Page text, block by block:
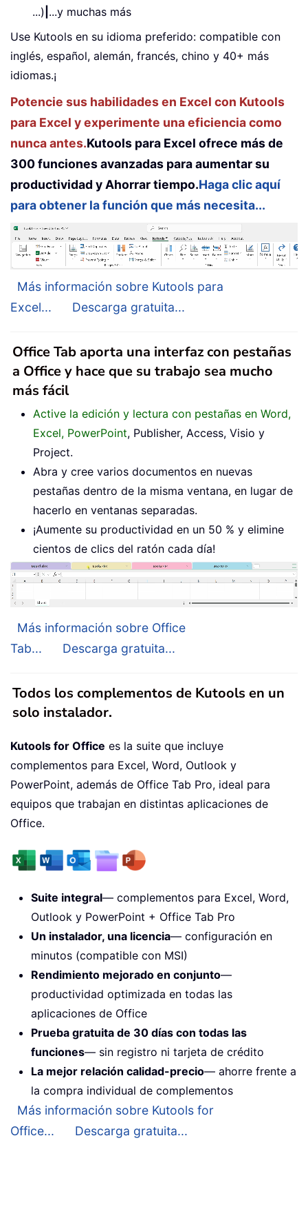
...) ...y muchas más
Use Kutools en su idioma preferido: compatible con
inglés, español, alemán, francés, chino y 40+ más
idiomas.¡
Potencie sus habilidades en Excel con Kutools
para Excel y experimente una eficiencia como
nunca antes.Kutools para Excel ofrece más de
300 funciones avanzadas para aumentar su
productividad y Ahorrar tiempo.Haga clic aquí
para obtener la función que más necesita...
Más información sobre Kutools para
Excel...
Descarga gratuita...
Office Tab aporta una interfaz con pestañas
a Office y hace que su trabajo sea mucho
más fácil
Active la edición y lectura con pestañas en Word,
Excel, PowerPoint, Publisher, Access, Visio y
Project.
Abra y cree varios documentos en nuevas
pestañas dentro de la misma ventana, en lugar de
hacerlo en ventanas separadas.
¡Aumente su productividad en un 50 % y elimine
cientos de clics del ratón cada día!
Más información sobre Office
Tab...
Descarga gratuita...
Todos los complementos de Kutools en un
solo instalador.
Kutools for Office es la suite que incluye
complementos para Excel, Word, Outlook y
PowerPoint, además de Office Tab Pro, ideal para
equipos que trabajan en distintas aplicaciones de
Office.
Suite integral— complementos para Excel, Word,
Outlook y PowerPoint + Office Tab Pro
Un instalador, una licencia— configuración en
minutos (compatible con MSI)
Rendimiento mejorado en conjunto—
productividad optimizada en todas las
aplicaciones de Office
Prueba gratuita de 30 días con todas las
funciones— sin registro ni tarjeta de crédito
La mejor relación calidad-precio— ahorre frente a
la compra individual de complementos
Más información sobre Kutools for
Office...
Descarga gratuita...